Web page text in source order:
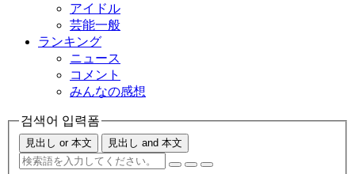
アイドル
芸能一般
ランキング
ニュース
コメント
みんなの感想
검색어 입력폼
見出し or 本文 見出し and 本文